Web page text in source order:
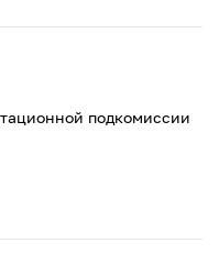
подкомиссии